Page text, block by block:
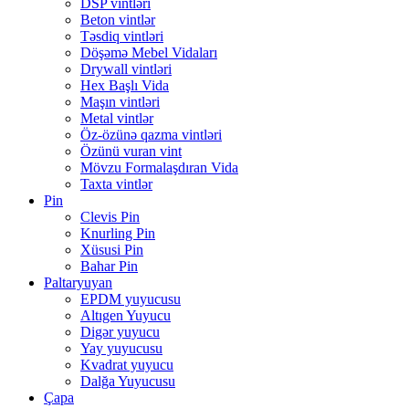
Beton vintlər
Təsdiq vintləri
Döşəmə Mebel Vidaları
Drywall vintləri
Hex Başlı Vida
Maşın vintləri
Metal vintlər
Öz-özünə qazma vintləri
Özünü vuran vint
Mövzu Formalaşdıran Vida
Taxta vintlər
Pin
Clevis Pin
Knurling Pin
Xüsusi Pin
Bahar Pin
Paltaryuyan
EPDM yuyucusu
Altıgen Yuyucu
Digər yuyucu
Yay yuyucusu
Kvadrat yuyucu
Dalğa Yuyucusu
Çapa